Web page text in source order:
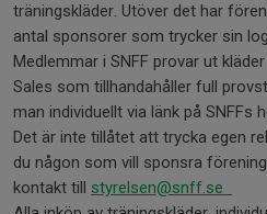
träningskläder. Utöver det har
antal sponsorer som trycker sin
Medlemmar i SNFF provar ut
Sales som tillhandahåller full
man individuellt via länk på SNFFs
Det är inte tillåtet att trycka egen
du någon som vill sponsra
kontakt till styrelsen@snff.se